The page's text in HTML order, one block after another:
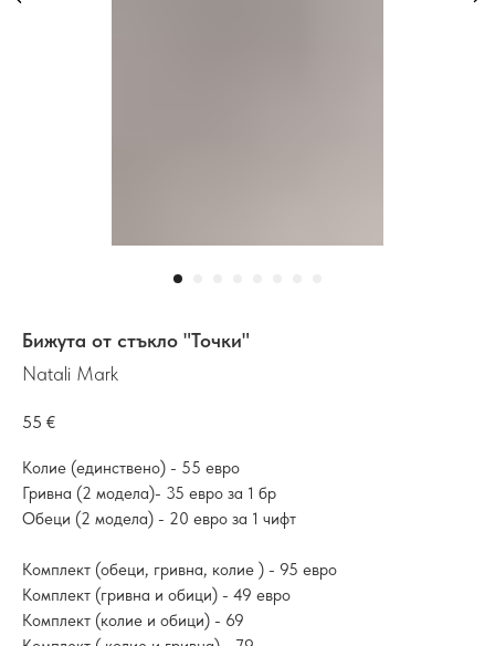
Бижута от стъкло "Точки"
Natali Mark
55 €
Колие (единствено) - 55 евро
Гривна (2 модела)- 35 евро за 1 бр
Обеци (2 модела) - 20 евро за 1 чифт
Комплект (обеци, гривна, колие ) - 95 евро
Комплект (гривна и обици) - 49 евро
Комплект (колие и обици) - 69